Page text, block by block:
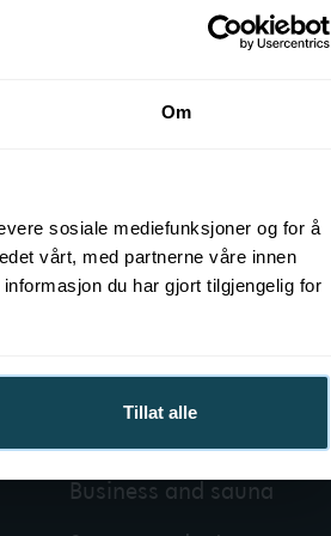
Om
sosiale mediefunksjoner og for å
vårt, med partnerne våre innen
du har gjort tilgjengelig for
Tillat alle
More about KOK
Business and sauna